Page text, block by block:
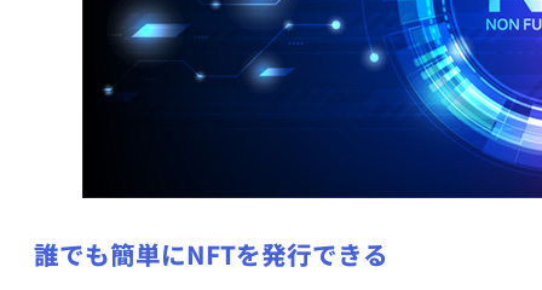
誰でも簡単にNFTを発行できる